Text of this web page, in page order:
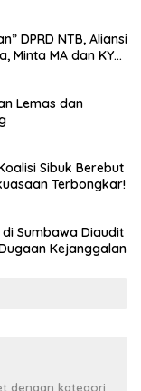
DPRD NTB, Aliansi
Minta MA dan KY
Lemas dan
Sibuk Berebut
Terbongkar!
di Sumbawa Diaudit
Kejanggalan
dengan kategori